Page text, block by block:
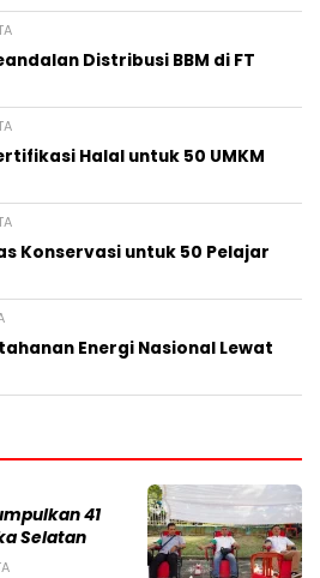
Distribusi BBM di FT
Halal untuk 50 UMKM
Konservasi untuk 50 Pelajar
Energi Nasional Lewat
41
Selatan